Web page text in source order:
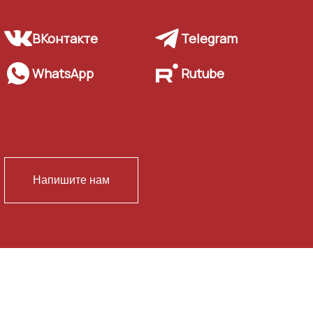
ВКонтакте Telegram
WhatsApp Rutube
Напишите нам